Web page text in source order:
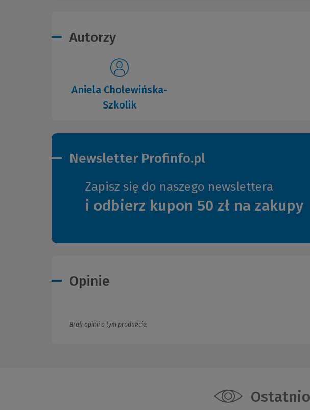
Autorzy
Aniela Cholewińska-
Szkolik
Newsletter Profinfo.pl
Zapisz się do naszego newslettera
i odbierz kupon 50 zł na zakupy
Opinie
Brak opinii o tym produkcie.